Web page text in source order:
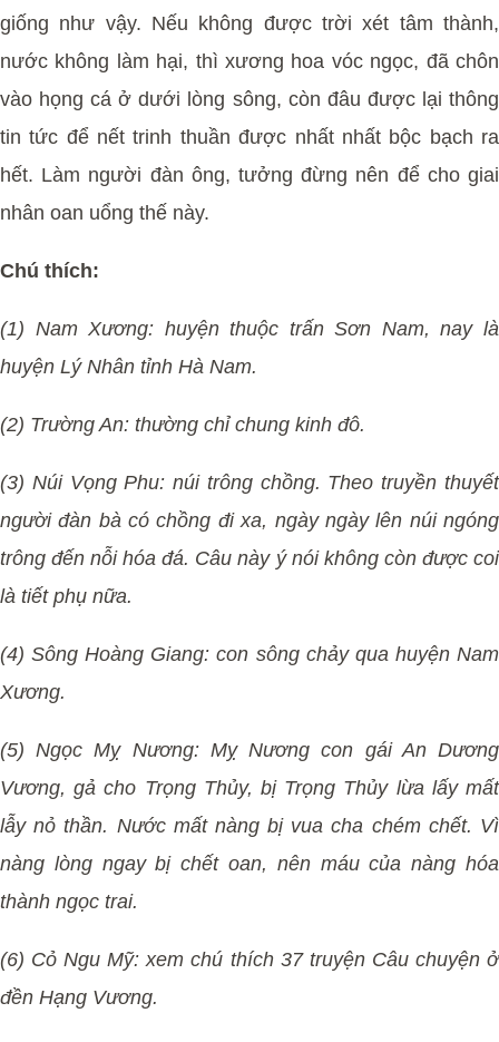
giống như vậy. Nếu không được trời xét tâm thành,
nước không làm hại, thì xương hoa vóc ngọc, đã chôn
vào họng cá ở dưới lòng sông, còn đâu được lại thông
tin tức để nết trinh thuần được nhất nhất bộc bạch ra
hết. Làm người đàn ông, tưởng đừng nên để cho giai
nhân oan uổng thế này.
Chú thích:
(1) Nam Xương: huyện thuộc trấn Sơn Nam, nay là
huyện Lý Nhân tỉnh Hà Nam.
(2) Trường An: thường chỉ chung kinh đô.
(3) Núi Vọng Phu: núi trông chồng. Theo truyền thuyết
người đàn bà có chồng đi xa, ngày ngày lên núi ngóng
trông đến nỗi hóa đá. Câu này ý nói không còn được coi
là tiết phụ nữa.
(4) Sông Hoàng Giang: con sông chảy qua huyện Nam
Xương.
(5) Ngọc Mỵ Nương: Mỵ Nương con gái An Dương
Vương, gả cho Trọng Thủy, bị Trọng Thủy lừa lấy mất
lẫy nỏ thần. Nước mất nàng bị vua cha chém chết. Vì
nàng lòng ngay bị chết oan, nên máu của nàng hóa
thành ngọc trai.
(6) Cỏ Ngu Mỹ: xem chú thích 37 truyện Câu chuyện ở
đền Hạng Vương.